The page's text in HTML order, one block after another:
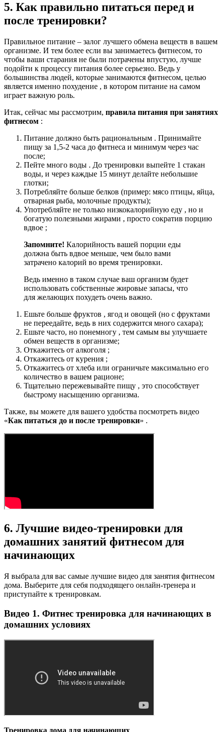
5. Как правильно питаться перед и
после тренировки?
Правильное питание – залог лучшего обмена веществ в вашем
организме. И тем более если вы занимаетесь фитнесом, то
чтобы ваши старания не были потрачены впустую, лучше
подойти к процессу питания более серьезно. Ведь у
большинства людей, которые занимаются фитнесом, целью
является именно похудение , в котором питание на самом
играет важную роль.
Итак, сейчас мы рассмотрим, правила питания при занятиях
фитнесом :
Питание должно быть рациональным . Принимайте
пищу за 1,5-2 часа до фитнеса и минимум через час
после;
Пейте много воды . До тренировки выпейте 1 стакан
воды, и через каждые 15 минут делайте небольшие
глотки;
Потребляйте больше белков (пример: мясо птицы, яйца,
отварная рыба, молочные продукты);
Употребляйте не только низкокалорийную еду , но и
богатую полезными жирами , просто сократив порцию
вдвое ;
Запомните! Калорийность вашей порции еды
должна быть вдвое меньше, чем было вами
затрачено калорий во время тренировки.
Ведь именно в таком случае ваш организм будет
использовать собственные жировые запасы, что
для желающих похудеть очень важно.
Ешьте больше фруктов , ягод и овощей (но с фруктами
не переедайте, ведь в них содержится много сахара);
Ешьте часто, но понемногу , тем самым вы улучшаете
обмен веществ в организме;
Откажитесь от алкоголя ;
Откажитесь от курения ;
Откажитесь от хлеба или ограничьте максимально его
количество в вашем рационе;
Тщательно пережевывайте пищу , это способствует
быстрому насыщению организма.
Также, вы можете для вашего удобства посмотреть видео
«Как питаться до и после тренировки» .
6. Лучшие видео-тренировки для
домашних занятий фитнесом для
начинающих
Я выбрала для вас самые лучшие видео для занятия фитнесом
дома. Выберите для себя подходящего онлайн-тренера и
приступайте к тренировкам.
Видео 1. Фитнес тренировка для начинающих в
домашних условиях
Тренировка дома для начинающих